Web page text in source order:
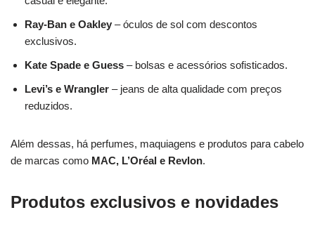
Ray-Ban e Oakley – óculos de sol com descontos
exclusivos.
Kate Spade e Guess – bolsas e acessórios sofisticados.
Levi’s e Wrangler – jeans de alta qualidade com preços
reduzidos.
Além dessas, há perfumes, maquiagens e produtos para cabelo
de marcas como MAC, L’Oréal e Revlon.
Produtos exclusivos e novidades